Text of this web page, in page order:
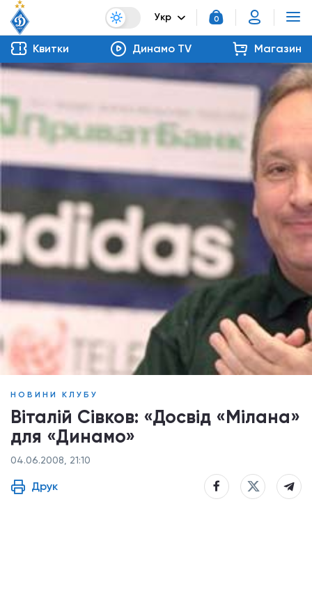
Укр 0
Квитки Динамо TV Магазин
НОВИНИ КЛУБУ
Віталій Сівков: «Досвід «Мілана»
для «Динамо»
04.06.2008, 21:10
Друк